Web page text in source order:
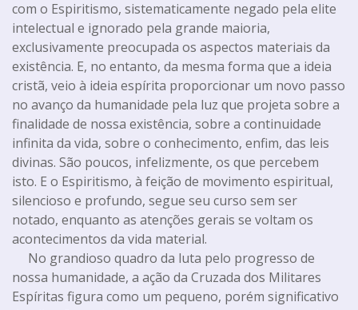
com o Espiritismo, sistematicamente negado pela elite
intelectual e ignorado pela grande maioria,
exclusivamente preocupada os aspectos materiais da
existência. E, no entanto, da mesma forma que a ideia
cristã, veio à ideia espírita proporcionar um novo passo
no avanço da humanidade pela luz que projeta sobre a
finalidade de nossa existência, sobre a continuidade
infinita da vida, sobre o conhecimento, enfim, das leis
divinas. São poucos, infelizmente, os que percebem
isto. E o Espiritismo, à feição de movimento espiritual,
silencioso e profundo, segue seu curso sem ser
notado, enquanto as atenções gerais se voltam os
acontecimentos da vida material.
No grandioso quadro da luta pelo progresso de
nossa humanidade, a ação da Cruzada dos Militares
Espíritas figura como um pequeno, porém significativo